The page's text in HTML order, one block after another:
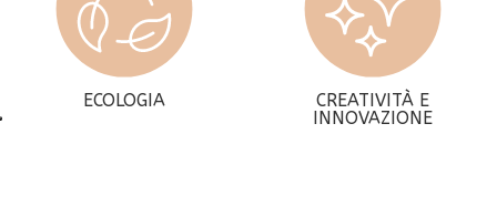
ECOLOGIA
CREATIVITÀ E
INNOVAZIONE